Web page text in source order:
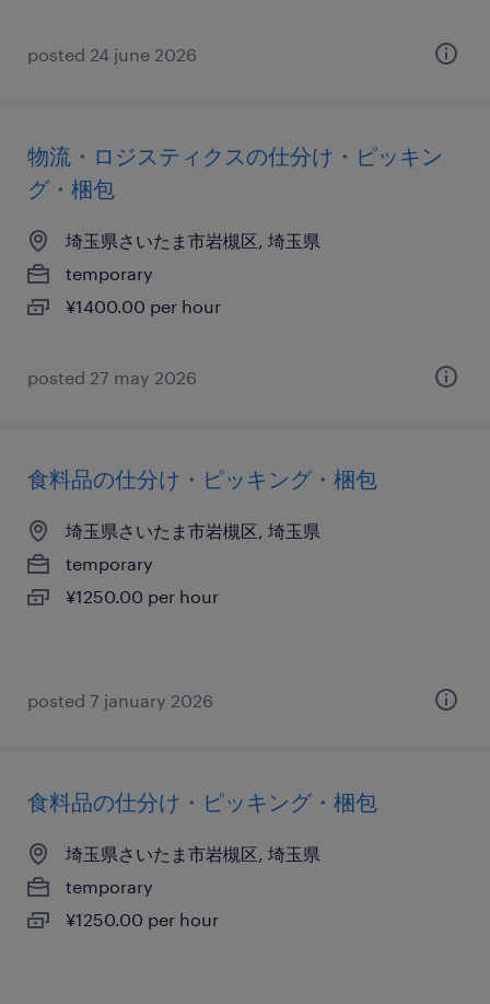
posted 24 june 2026
物流・ロジスティクスの仕分け・ピッキン
グ・梱包
埼玉県さいたま市岩槻区, 埼玉県
temporary
¥1400.00 per hour
posted 27 may 2026
食料品の仕分け・ピッキング・梱包
埼玉県さいたま市岩槻区, 埼玉県
temporary
¥1250.00 per hour
posted 7 january 2026
食料品の仕分け・ピッキング・梱包
埼玉県さいたま市岩槻区, 埼玉県
temporary
¥1250.00 per hour